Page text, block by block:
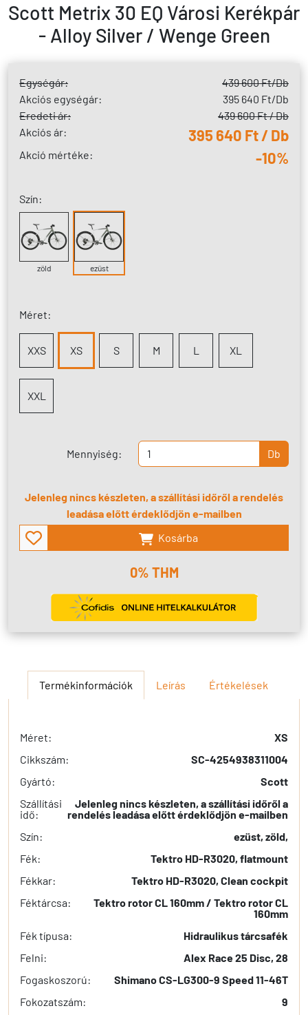
Scott Metrix 30 EQ Városi Kerékpár
- Alloy Silver / Wenge Green
Egységár: 439 600 Ft/Db
Akciós egységár:
395 640 Ft/Db
Eredeti ár:
439 600 Ft / Db
Akciós ár:
395 640 Ft / Db
Akció mértéke: -10%
Szín:
zöld ezüst
Méret:
XXS XS S M L XL
XXL
Mennyiség: Db
Jelenleg nincs készleten, a szállítási időről a rendelés
leadása előtt érdeklődjön e-mailben
Kosárba
0% THM
Termékinformációk Leírás Értékelések
Méret:
XS
Cikkszám:
SC-4254938311004
Gyártó:
Scott
Szállítási
idő:
Jelenleg nincs készleten, a szállítási időről a
rendelés leadása előtt érdeklődjön e-mailben
Szín:
ezüst, zöld,
Fék:
Tektro HD-R3020, flatmount
Fékkar:
Tektro HD-R3020, Clean cockpit
Féktárcsa:
Tektro rotor CL 160mm / Tektro rotor CL
160mm
Fék típusa:
Hidraulikus tárcsafék
Felni:
Alex Race 25 Disc, 28
Fogaskoszorú:
Shimano CS-LG300-9 Speed 11-46T
Fokozatszám:
9